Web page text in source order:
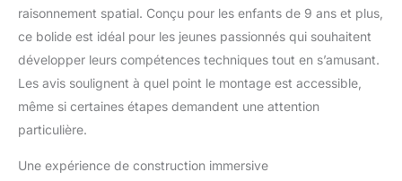
composants LEGO
Power Functions
suivants : 2 gros
moteurs, un récepteur,
un boîtier à piles et une
télécommande Cet
une expérience de
raisonnement spatial. Conçu pour les enfants de 9 ans et plus,
ce bolide est idéal pour les jeunes passionnés qui souhaitent
développer leurs compétences techniques tout en s’amusant.
Les avis soulignent à quel point le montage est accessible,
même si certaines étapes demandent une attention
particulière.
Une expérience de construction immersive